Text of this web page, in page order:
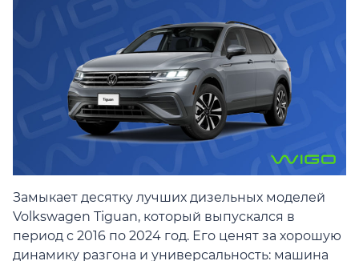
Замыкает десятку лучших дизельных моделей
Volkswagen Tiguan, который выпускался в
период с 2016 по 2024 год. Его ценят за хорошую
динамику разгона и универсальность: машина